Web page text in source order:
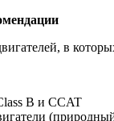
в
B и CCAT